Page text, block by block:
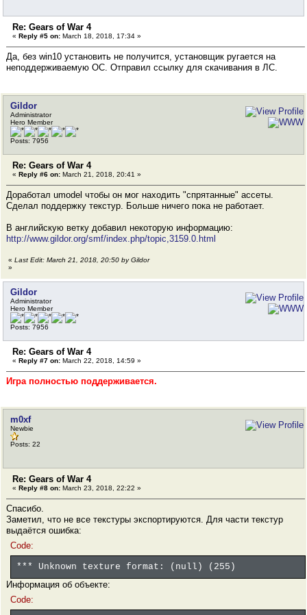
Re: Gears of War 4
« Reply #5 on: March 18, 2018, 17:34 »
Да, без win10 установить не получится, установщик ругается на
неподдерживаемую ОС. Отправил ссылку для скачивания в ЛС.
Gildor
Administrator
Hero Member
Posts: 7956
Re: Gears of War 4
« Reply #6 on: March 21, 2018, 20:41 »
Доработал umodel чтобы он мог находить "спрятанные" ассеты.
Сделал поддержку текстур. Больше ничего пока не работает.
В английскую ветку добавил некоторую информацию:
http://www.gildor.org/smf/index.php/topic,3159.0.html
« Last Edit: March 21, 2018, 20:50 by Gildor
»
Gildor
Administrator
Hero Member
Posts: 7956
Re: Gears of War 4
« Reply #7 on: March 22, 2018, 14:59 »
Игра полностью поддерживается.
m0xf
Newbie
Posts: 22
Re: Gears of War 4
« Reply #8 on: March 23, 2018, 22:22 »
Спасибо.
Заметил, что не все текстуры экспортируются. Для части текстур
выдаётся ошибка:
Code:
*** Unknown texture format: (null) (255)
Информация об объекте:
Code: